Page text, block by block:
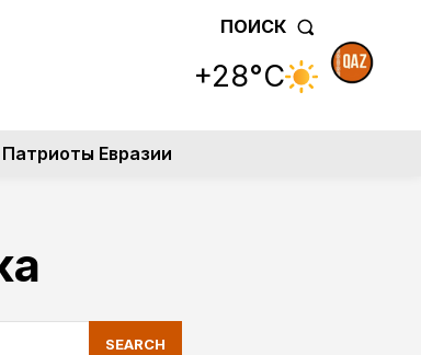
ПОИСК
+28°C
Патриоты Евразии
SEARCH